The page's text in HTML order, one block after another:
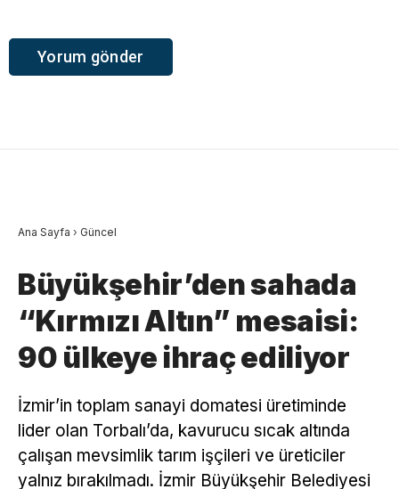
Ana Sayfa › Güncel
Büyükşehir’den sahada
“Kırmızı Altın” mesaisi:
90 ülkeye ihraç ediliyor
İzmir’in toplam sanayi domatesi üretiminde
lider olan Torbalı’da, kavurucu sıcak altında
çalışan mevsimlik tarım işçileri ve üreticiler
yalnız bırakılmadı. İzmir Büyükşehir Belediyesi